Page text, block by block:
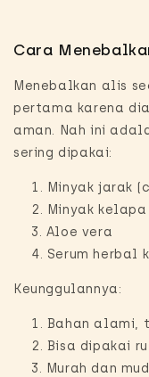
Cara
Menebalkan alis
pertama karena
aman. Nah ini
sering dipakai:
Minyak jarak
Minyak kelapa
Aloe vera
Serum herbal
Keunggulannya:
Bahan alami,
Bisa dipakai
Murah dan